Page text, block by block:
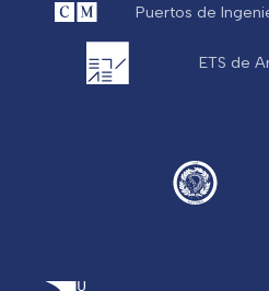
Puertos de
ETS de